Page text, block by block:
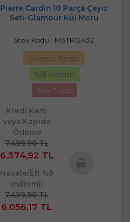
Pierre Cardin 10 Parça Çeyiz
Seti-Glamour Kül Moru
Stok Kodu : MSTK12432
Ücretsiz Kargo
%15 İndirim
Son Fırsat
Kredi Kartı
veya Kapıda
Ödeme
7.499,90 TL
6.374,92 TL
Havale/Eft %5
indirimli
7.499,90 TL
6.056,17 TL